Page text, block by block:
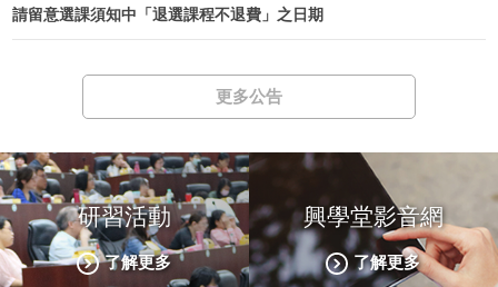
請留意選課須知中「退選課程不退費」之日期
更多公告
研習活動
了解更多
興學堂影音網
了解更多